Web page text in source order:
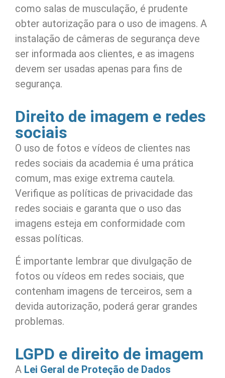
como salas de musculação, é prudente
obter autorização para o uso de imagens. A
instalação de câmeras de segurança deve
ser informada aos clientes, e as imagens
devem ser usadas apenas para fins de
segurança.
Direito de imagem e redes
sociais
O uso de fotos e vídeos de clientes nas
redes sociais da academia é uma prática
comum, mas exige extrema cautela.
Verifique as políticas de privacidade das
redes sociais e garanta que o uso das
imagens esteja em conformidade com
essas políticas.
É importante lembrar que divulgação de
fotos ou vídeos em redes sociais, que
contenham imagens de terceiros, sem a
devida autorização, poderá gerar grandes
problemas.
LGPD e direito de imagem
A Lei Geral de Proteção de Dados